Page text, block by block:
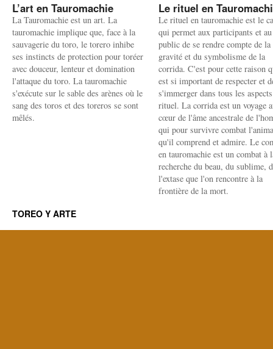
L’art en Tauromachie
La Tauromachie est un art. La
tauromachie implique que, face à la
sauvagerie du toro, le torero inhibe
ses instincts de protection pour toréer
avec douceur, lenteur et domination
l'attaque du toro. La tauromachie
s'exécute sur le sable des arènes où le
sang des toros et des toreros se sont
mêlés.
Le rituel en
Le rituel en tauromachie est le
qui permet aux participants et au
public de se rendre compte de la
gravité et du symbolisme de la
corrida. C'est pour cette raison
est si important de respecter et
s'immerger dans tous les
rituel. La corrida est un voyage
cœur de l'âme ancestrale de
qui pour survivre combat
qu'il comprend et admire. Le
en tauromachie est un combat à
recherche du beau, du sublime,
l'extase que l'on rencontre à la
frontière de la mort.
TOREO Y ARTE